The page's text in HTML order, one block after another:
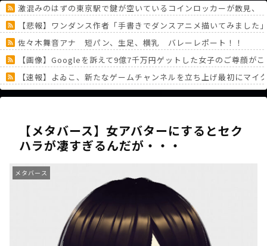
激混みのはずの東京駅で鍵が空いているコインロッカーが散見
【悲報】ワンダンス作者「手書きでダンスアニメ描いてみまし
佐々木舞音アナ 短パン、生足、横乳 バレーレポート！！
【画像】Googleを訴えて9億7千万円ゲットした女子のご尊顔が
【速報】よゐこ、新たなゲームチャンネルを立ち上げ最初にマイ
ゼルダの伝説「時のオカリナ」→「風のタクト」の時の空気感を
《どうしてこうなった！？》「フリーレン一番くじ」を記念に
《人気No.1は誰だ？》順位でまさかの下剋上！？「魔族達のラ
《アニメ2期＆3期が強い》「神技のレヴォルテ編」・「黄金郷
《強者達が上位に立ち並ぶ》「一級魔法使い選抜試験編」のキ
36歳の彼女と結婚したいのに、家族が猛反対。家族から信じら
【ホロライブ】アキロゼARK2次会ゴッフィーのサムネ草
【メタバース】女アバターにするとセク
ハラが凄すぎるんだが・・・
メタバース